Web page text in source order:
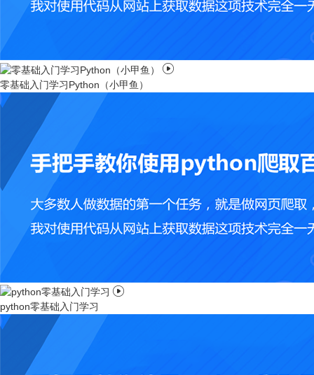

零基础入门学习Python（小甲鱼）

python零基础入门学习